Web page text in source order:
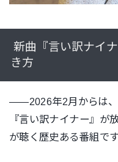
新曲『言い訳ナイ
き方
――2026年2月からは、
『言い訳ナイナー』が
が聴く歴史ある番組です